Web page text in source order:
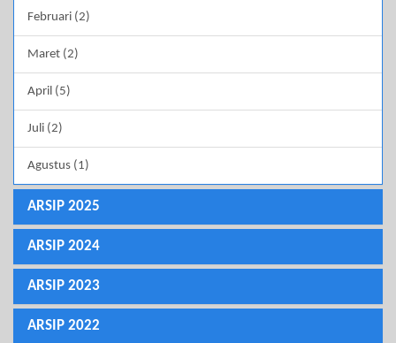
Februari (2)
Maret (2)
April (5)
Juli (2)
Agustus (1)
ARSIP 2025
ARSIP 2024
ARSIP 2023
ARSIP 2022